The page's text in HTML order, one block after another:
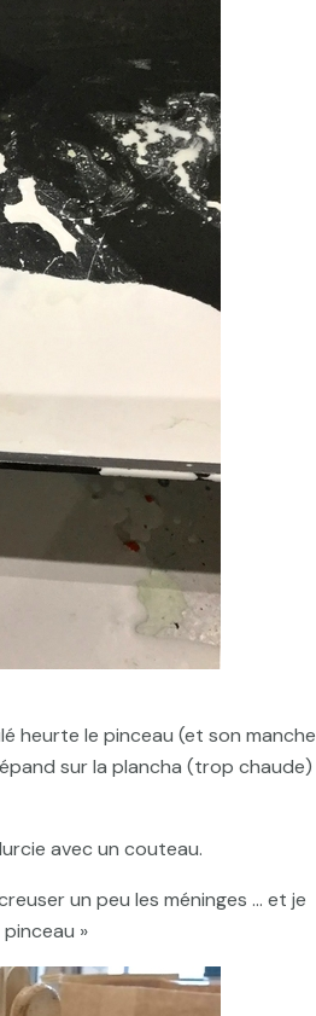
heurte le pinceau (et son manche
sur la plancha (trop chaude)
avec un couteau.
un peu les méninges … et je
»